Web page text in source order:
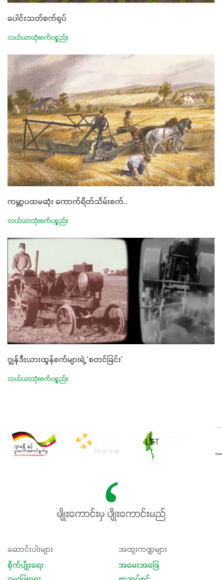
ပေါင်းသတ်စက်ရုပ်
လယ်ယာသုံးစက်ပစ္စည်း
ကမ္ဘာ့ပထမဆုံး ကောက်ရိတ်သိမ်းစက်..
လယ်ယာသုံးစက်ပစ္စည်း
ဂျွန်ဒီးယားထွန်စက်များရဲ့ ‘စတင်ခြင်း’
လယ်ယာသုံးစက်ပစ္စည်း
မျိုးကောင်းမှ ပျိုးကောင်းမည်
ဆောင်းပါးများ
စိုက်ပျိုးရေး
အထူးကဏ္ဍများ
အမေးအဖြေ